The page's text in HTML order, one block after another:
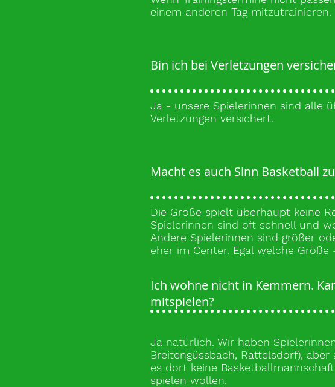
einem anderen Tag
Bin ich bei Verletzungen
Ja - unsere Spielerinnen sind alle
Verletzungen versichert.
Macht es auch Sinn Basketball
Die Größe spielt überhaupt keine
Spielerinnen sind oft schnell und
Andere Spielerinnen sind größer
eher im Center. Egal welche
Ich wohne nicht in Kemmern.
mitspielen?
Ja natürlich. Wir haben
Breitengüssbach, Rattelsdorf),
es dort keine
spielen wollen.